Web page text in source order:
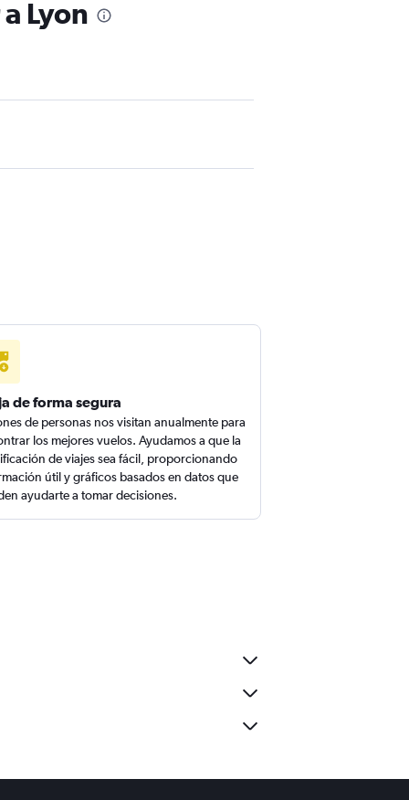
Lyon
de forma segura
de personas nos visitan anualmente para
los mejores vuelos. Ayudamos a que la
de viajes sea fácil, proporcionando
útil y gráficos basados en datos que
ayudarte a tomar decisiones.